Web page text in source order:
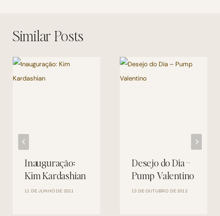
Similar Posts
Inauguração:
Kim Kardashian
11 DE JUNHO DE 2011
Desejo do Dia –
Pump Valentino
13 DE OUTUBRO DE 2012